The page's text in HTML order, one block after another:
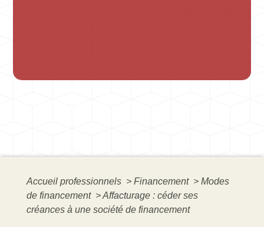
Accueil professionnels > Financement > Modes
de financement >Affacturage : céder ses
créances à une société de financement